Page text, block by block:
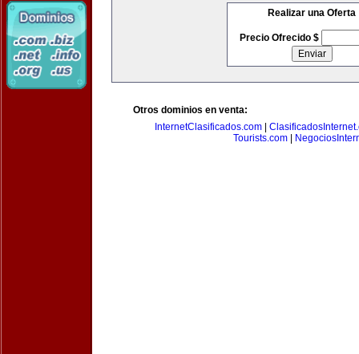
Realizar una Oferta
Precio Ofrecido $
Otros dominios en venta:
InternetClasificados.com
Tourists.com